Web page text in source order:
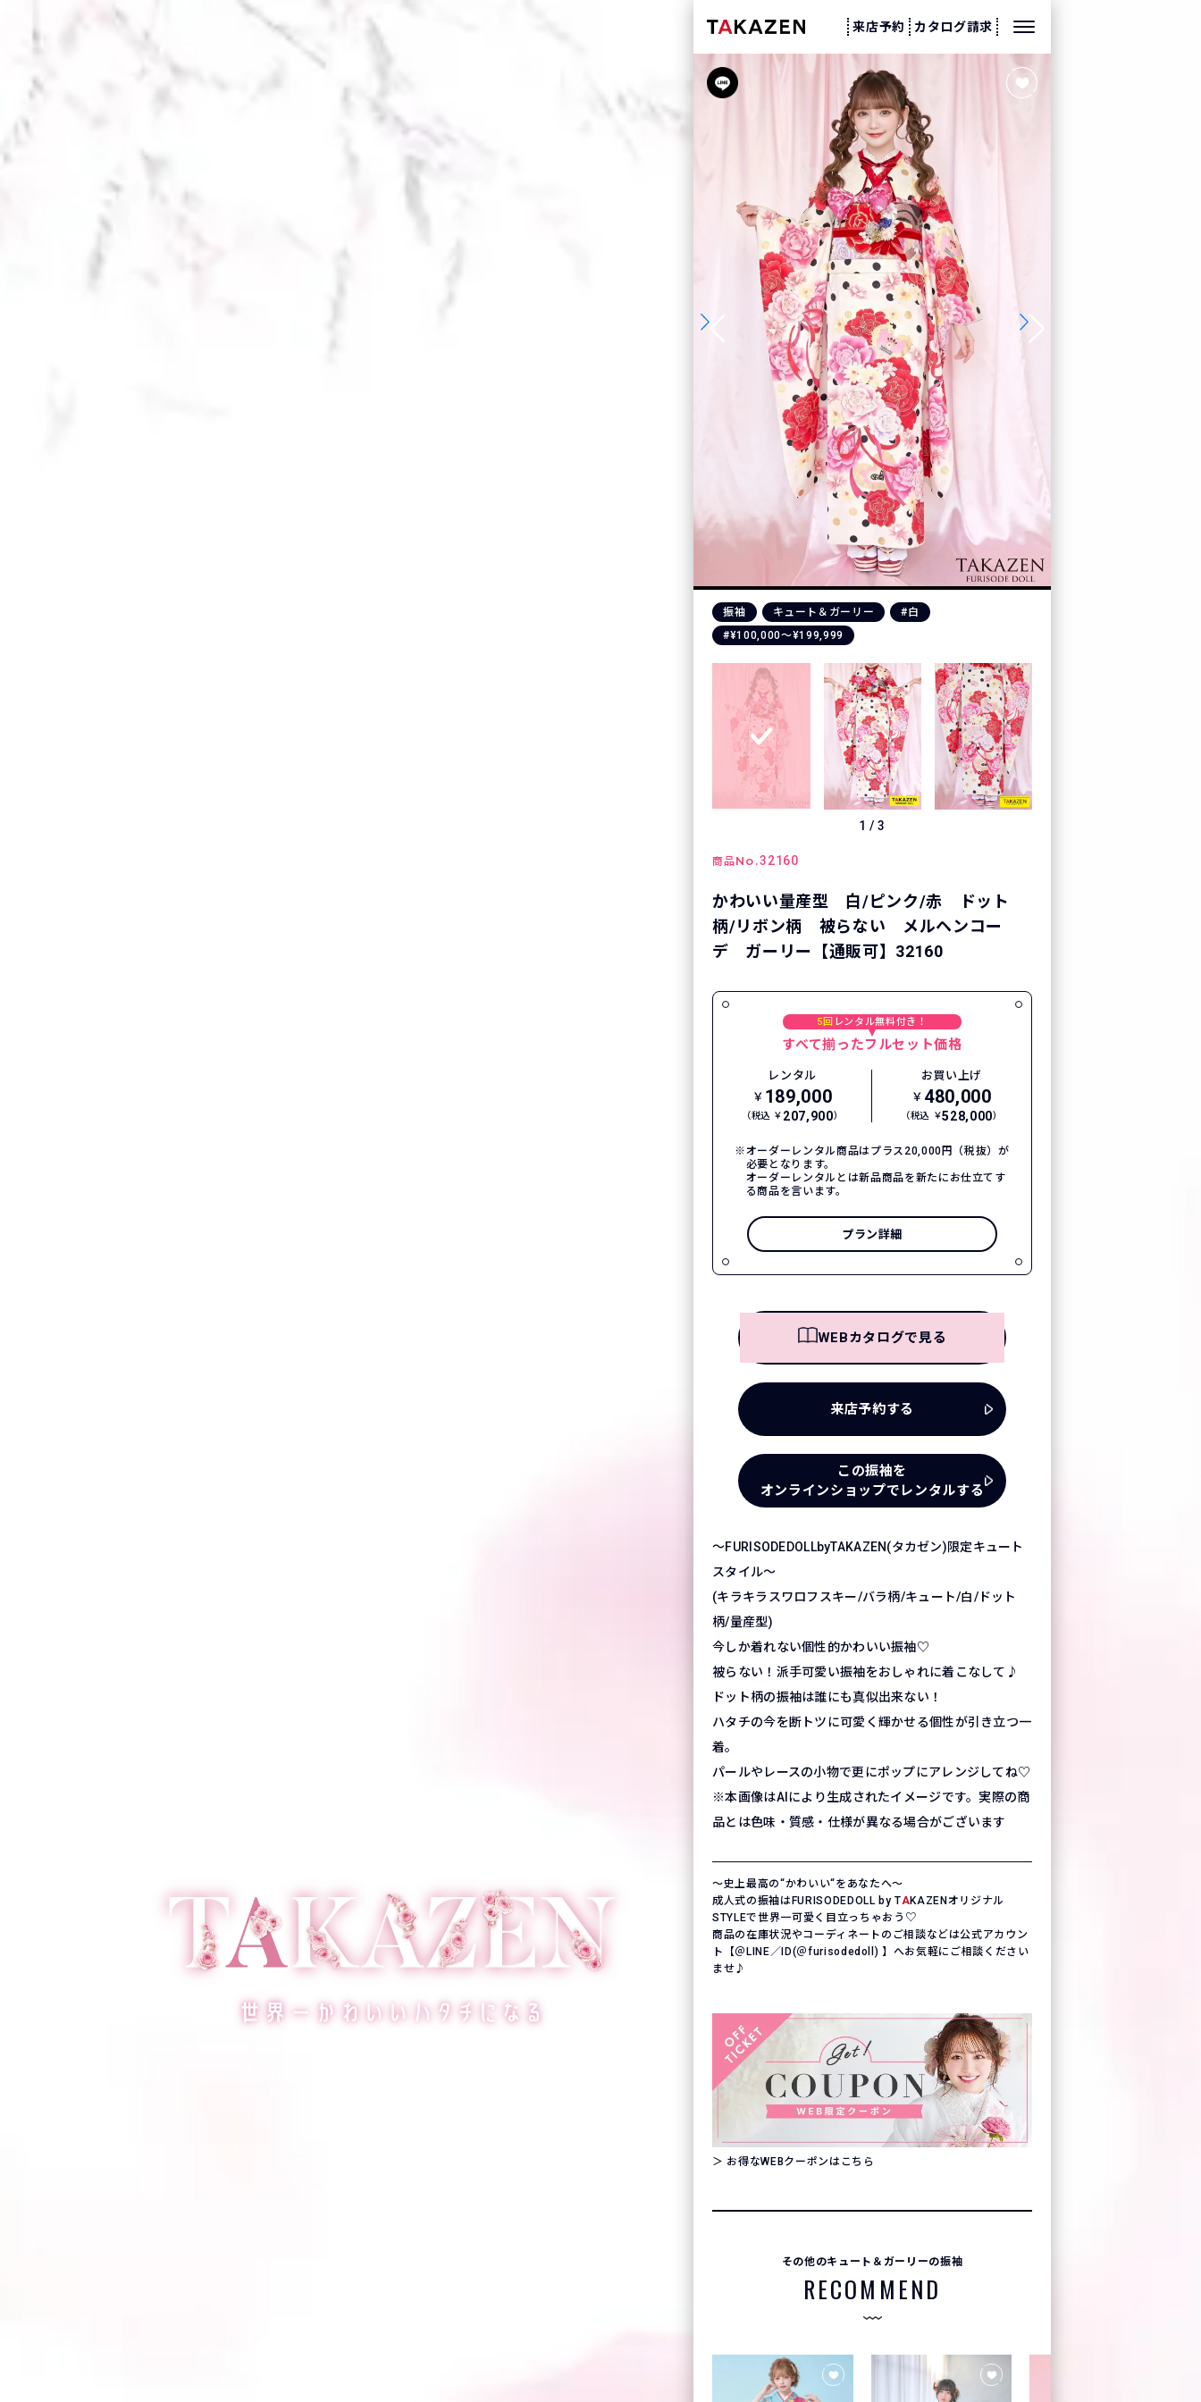
来店予約 カタログ請求
振袖 キュート＆ガーリー
#白
#¥100,000〜¥199,999
1 /3
商品No.32160
かわいい量産型 白/ピンク/赤 ドット
柄/リボン柄 被らない メルヘンコー
デ ガーリー【通販可】32160
5回 レンタル無料付き！
すべて揃ったフルセット価格
レンタル
￥ 189,000
（税込 ￥ 207,900）
お買い上げ
￥ 480,000
（税込 ￥528,000）
オーダーレンタル商品はプラス20,000円（税抜）が
必要となります。
オーダーレンタルとは新品商品を新たにお仕立てす
る商品を言います。
プラン詳細
WEBカタログで見る
来店予約する
この振袖を
オンラインショップでレンタルする
～FURISODEDOLLbyTAKAZEN(タカゼン)限定キュート
スタイル～
(キラキラスワロフスキー/バラ柄/キュート/白/ドット
柄/量産型)
今しか着れない個性的かわいい振袖♡
被らない！派手可愛い振袖をおしゃれに着こなして♪
ドット柄の振袖は誰にも真似出来ない！
ハタチの今を断トツに可愛く輝かせる個性が引き立つ一
着。
パールやレースの小物で更にポップにアレンジしてね♡
※本画像はAIにより生成されたイメージです。実際の商
品とは色味・質感・仕様が異なる場合がございます
〜史上最高の“かわいい“をあなたへ〜
成人式の振袖はFURISODEDOLL by TAKAZENオリジナル
STYLEで世界一可愛く目立っちゃおう♡
商品の在庫状況やコーディネートのご相談などは公式アカウン
ト【＠LINE／ID(＠furisodedoll) 】へお気軽にご相談ください
ませ♪
＞ お得なWEBクーポンはこちら
その他のキュート＆ガーリーの振袖
RECOMMEND